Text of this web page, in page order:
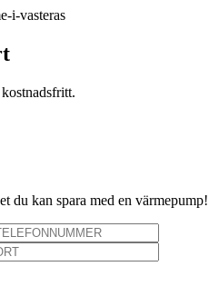
i-vasteras
du kan spara med en värmepump!